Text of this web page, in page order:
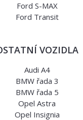
Ford S-MAX
Ford Transit
VOZIDLA
Audi A4
BMW řada 3
BMW řada 5
Opel Astra
Opel Insignia